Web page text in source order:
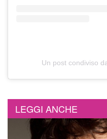
Un post condiviso
LEGGI ANCHE